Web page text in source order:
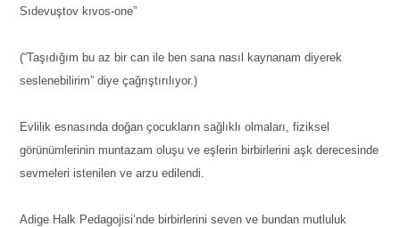
Sıdevuştov kıvos-one”
(“Taşıdığım bu az bir can ile ben sana nasıl kaynanam diyerek
seslenebilirim” diye çağrıştırılıyor.)
Evlilik esnasında doğan çocukların sağlıklı olmaları, fiziksel
görünümlerinin muntazam oluşu ve eşlerin birbirlerini aşk derecesinde
sevmeleri istenilen ve arzu edilendi.
Adige Halk Pedagojisi’nde birbirlerini seven ve bundan mutluluk